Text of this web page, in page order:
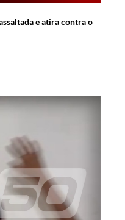
e atira contra o